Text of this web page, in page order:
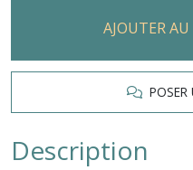
AJOUTER
POSER
Description